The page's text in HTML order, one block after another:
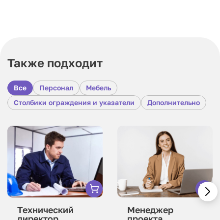
Также подходит
Все Персонал
Мебель
Столбики ограждения и указатели
Дополнительно
Технический
Менеджер